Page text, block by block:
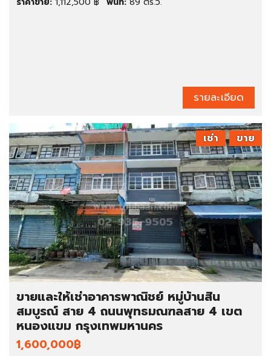
รายละเอียด
ขาย
เช่า
ขายและให้เช่าอาคารพาณิชย์ หมู่บ้านสิน
สมบูรณ์ สาย 4 ถนนพุทธมณฑลสาย 4 เขต
หนองแขม กรุงเทพมหานคร
1,600,000฿